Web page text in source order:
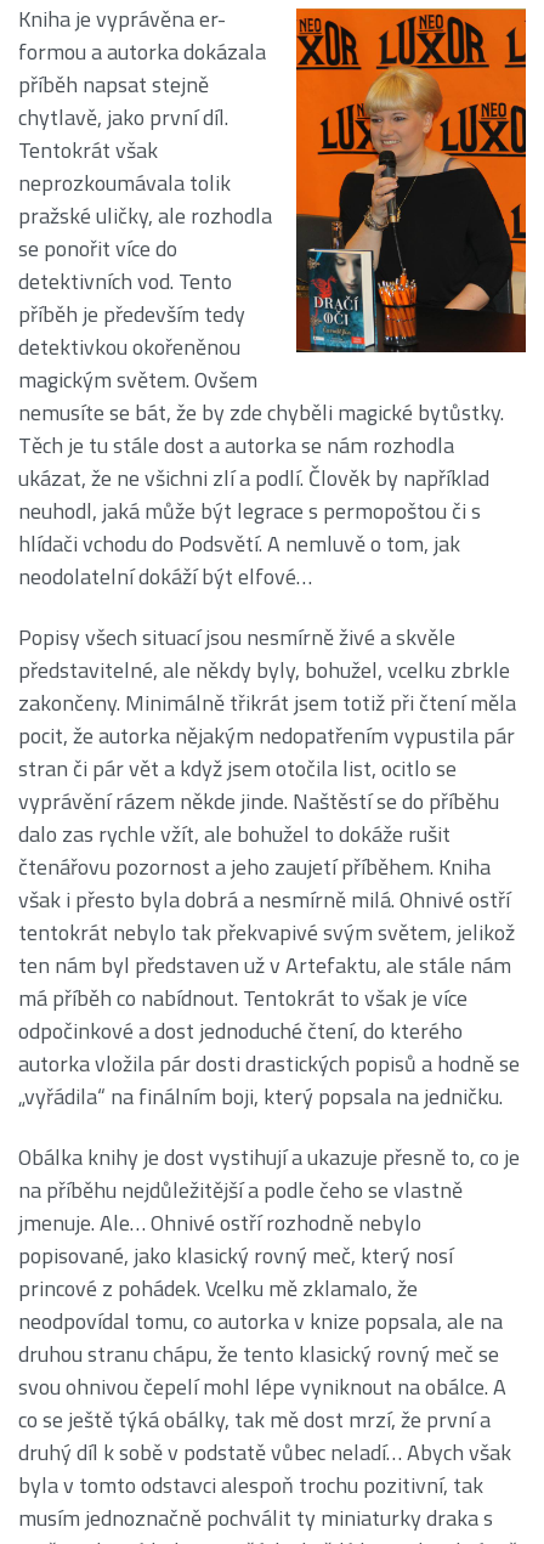
Kniha je vyprávěna er-
formou a autorka dokázala
příběh napsat stejně
chytlavě, jako první díl.
Tentokrát však
neprozkoumávala tolik
pražské uličky, ale rozhodla
se ponořit více do
detektivních vod. Tento
příběh je především tedy
detektivkou okořeněnou
magickým světem. Ovšem
nemusíte se bát, že by zde chyběli magické bytůstky.
Těch je tu stále dost a autorka se nám rozhodla
ukázat, že ne všichni zlí a podlí. Člověk by například
neuhodl, jaká může být legrace s permopoštou či s
hlídači vchodu do Podsvětí. A nemluvě o tom, jak
neodolatelní dokáží být elfové…
Popisy všech situací jsou nesmírně živé a skvěle
představitelné, ale někdy byly, bohužel, vcelku zbrkle
zakončeny. Minimálně třikrát jsem totiž při čtení měla
pocit, že autorka nějakým nedopatřením vypustila pár
stran či pár vět a když jsem otočila list, ocitlo se
vyprávění rázem někde jinde. Naštěstí se do příběhu
dalo zas rychle vžít, ale bohužel to dokáže rušit
čtenářovu pozornost a jeho zaujetí příběhem. Kniha
však i přesto byla dobrá a nesmírně milá. Ohnivé ostří
tentokrát nebylo tak překvapivé svým světem, jelikož
ten nám byl představen už v Artefaktu, ale stále nám
má příběh co nabídnout. Tentokrát to však je více
odpočinkové a dost jednoduché čtení, do kterého
autorka vložila pár dosti drastických popisů a hodně se
„vyřádila“ na finálním boji, který popsala na jedničku.
Obálka knihy je dost vystihují a ukazuje přesně to, co je
na příběhu nejdůležitější a podle čeho se vlastně
jmenuje. Ale… Ohnivé ostří rozhodně nebylo
popisované, jako klasický rovný meč, který nosí
princové z pohádek. Vcelku mě zklamalo, že
neodpovídal tomu, co autorka v knize popsala, ale na
druhou stranu chápu, že tento klasický rovný meč se
svou ohnivou čepelí mohl lépe vyniknout na obálce. A
co se ještě týká obálky, tak mě dost mrzí, že první a
druhý díl k sobě v podstatě vůbec neladí… Abych však
byla v tomto odstavci alespoň trochu pozitivní, tak
musím jednoznačně pochválit ty miniaturky draka s